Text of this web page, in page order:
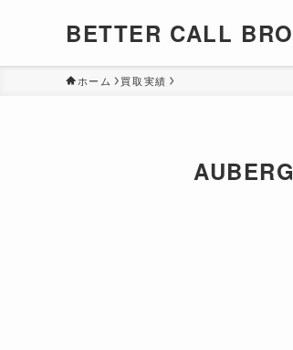
BETTER CALL
ホーム 買取実績